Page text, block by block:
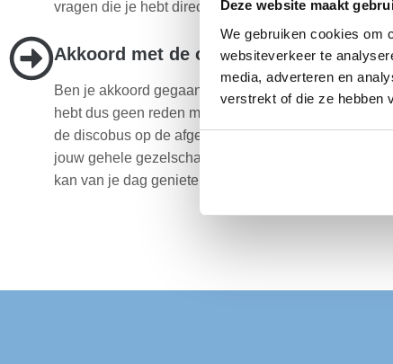
Deze website maakt
We gebruiken cookies om
websiteverkeer te
media, adverteren en
verstrekt of die ze hebben
vragen die je hebt direct beantwoorden.
Akkoord met de offerte? Wij doen de
Ben je akkoord gegaan met de offerte? Dan regelen
hebt dus geen reden meer om te stressen. Wij zijn
de discobus op de afgesproken locatie in Dordrecht
jouw gehele gezelschap veilig van A naar B. Wij
kan van je dag genieten!